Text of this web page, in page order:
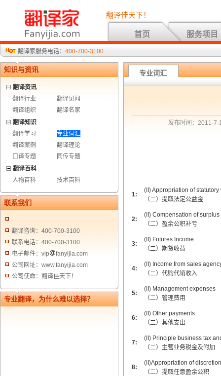
翻译佳天下！
首页 服务项目
翻译家服务电话： 400-700-3100
知识与资讯
翻译资讯
翻译行业
翻译见闻
翻译组织
翻译名家
翻译知识
翻译学习
专业词汇
翻译案例
翻译理论
口译专题
同传专题
翻译百科
人物百科
技术百科
联系我们
翻译咨询：400-700-3100
联系电话：400-700-3100
电子邮件：vip
fanyijia.com
公司网址：www.fanyijia.com
公司使命：翻译佳天下！
专业翻译，为什么难以选择？
专业词汇
发布时间：2011-
1:
(II) Appropriation of
（二）提取法定公益金
2:
(II) Compensation of surplus
（二）盈余公积补亏
3:
(II) Futures Income
（二）期货收益
4:
(II) Income from sales
（二）代购代销收入
5:
(II) Management expenses
（二）管理费用
6:
(II) Other payments
（二）其他支出
7:
(II) Principle business tax
（二）主营业务税金及附加
8:
(II)Appropriation of
（二）提取任意盈余公积